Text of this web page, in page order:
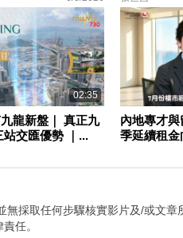
02:35
九龍新盤｜ 真正九
站交匯優勢 ｜...
內地專才
季延續租金
採取任何步驟核實影片及/或文章
任。